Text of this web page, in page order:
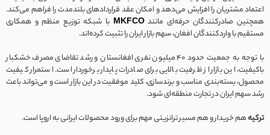
اعتماد مشتریان را افزایش می‌دهد و امکان عقد قراردادهای بلندمدت را فراهم می‌کند.
همچنین صادرکنندگان حرفه‌ای مانندMKFCO با شبکه توزیع منظم و همکاری
مستقیم با واردکنندگان افغان، سهم بازار ایران را تثبیت کرده‌اند.
با توجه به جمعیت حدود 40 میلیون نفری افغانستان و رشد تقاضای مصرف خشکبار
باکیفیت، این بازار از ظرفیت بالایی برای صادرات پایدار برخوردار است. استمرار کیفیت
محصول، بسته‌بندی مناسب و برندسازی، کلید موفقیت در این بازار است و می‌تواند باعث
رشد سهم ایران در تجارت منطقه‌ای شود.
ترکیههم خریدار و هم مسیر ترانزیتی مهم برای ورود محصولات ایرانی به اروپا است.